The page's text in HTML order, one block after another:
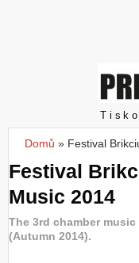
č
t
Jste zde
Domů » Festival
Festival
Music 2014
The 3rd chamber
(Autumn 2014).